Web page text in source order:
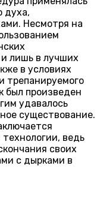
духа,
Несмотря на
лишь в лучших
в условиях
трепанируемого
был произведен
удавалось
существование.
ведь
своих
с дырками в